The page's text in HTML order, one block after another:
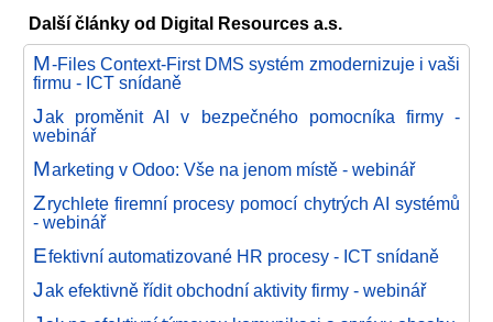
Další články od Digital Resources a.s.
M-Files Context-First DMS systém zmodernizuje i vaši
firmu - ICT snídaně
Jak proměnit AI v bezpečného pomocníka firmy -
webinář
Marketing v Odoo: Vše na jenom místě - webinář
Zrychlete firemní procesy pomocí chytrých AI systémů
- webinář
Efektivní automatizované HR procesy - ICT snídaně
Jak efektivně řídit obchodní aktivity firmy - webinář